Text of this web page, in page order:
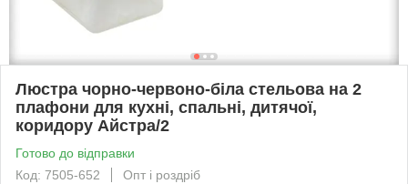
Люстра чорно-червоно-біла стельова на 2
плафони для кухні, спальні, дитячої,
коридору Айстра/2
Готово до відправки
Код: 7505-652
Опт і роздріб